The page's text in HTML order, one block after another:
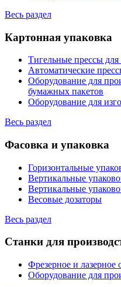
Весь раздел
Картонная упаковка
Тигельные прессы
Автоматические
Оборудование для
бумажных пакетов
Оборудование для
Весь раздел
Фасовка и упаковка
Горизонтальные
Вертикальные
Вертикальные
Весовые дозаторы
Весь раздел
Станки для
Фрезерное и лазерное
Оборудование для